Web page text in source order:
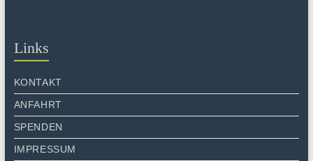
Links
KONTAKT
ANFAHRT
SPENDEN
IMPRESSUM